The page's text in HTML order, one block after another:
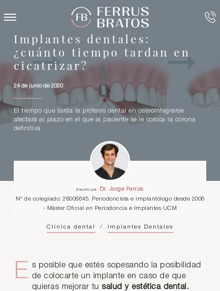
Implantes dentales:
¿cuánto tiempo tardan en
cicatrizar?
24 de junio de 2020
El tiempo que tarda la prótesis dental en osteointegrarse
afectará al plazo en el que al paciente se le coloca la corona
definitiva.
Escrito por:
Dr. Jorge Ferrús
Nº de colegiado: 28006645. Periodoncista e implantólogo desde 2006
- Máster Oficial en Periodoncia e Implantes UCM
Clínica dental / Implantes Dentales
Es posible que estés sopesando la posibilidad de colocarte un implante en caso de que
quieras mejorar tu salud y estética dental.